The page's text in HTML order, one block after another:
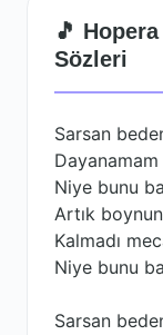
🎵
Sözleri
Sarsan
Niye bunu
Artık
Kalmadı
Niye bunu
Sarsan